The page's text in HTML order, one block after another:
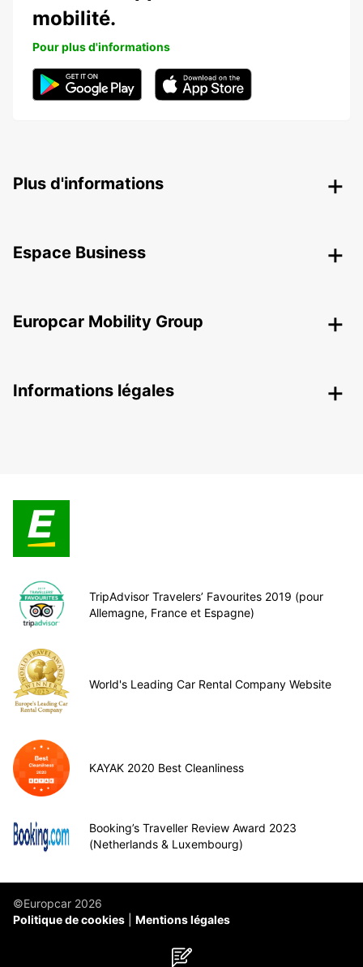
mobilité.
Pour plus d'informations
Plus d'informations
Espace Business
Europcar Mobility Group
Informations légales
TripAdvisor Travelers’ Favourites 2019 (pour
Allemagne, France et Espagne)
World's Leading Car Rental Company Website
KAYAK 2020 Best Cleanliness
Booking’s Traveller Review Award 2023
(Netherlands & Luxembourg)
©Europcar 2026
Politique de cookies
Mentions légales